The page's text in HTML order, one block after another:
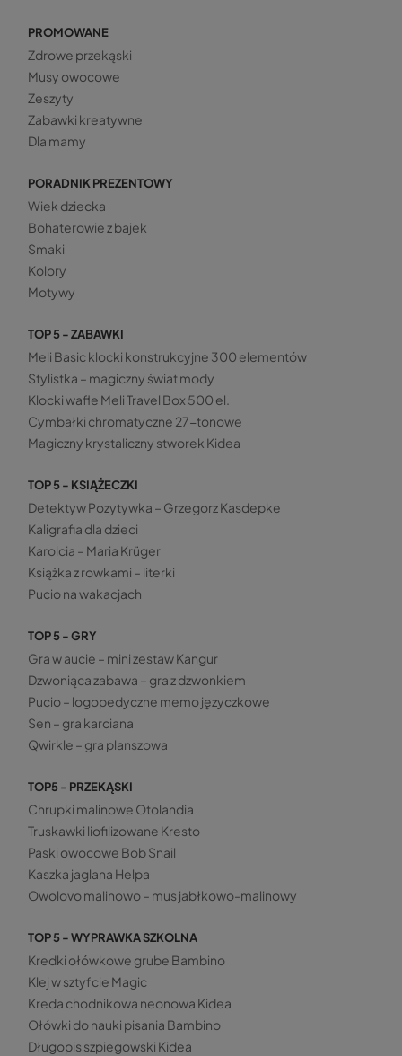
PROMOWANE
Zdrowe przekąski
Musy owocowe
Zeszyty
Zabawki kreatywne
Dla mamy
PORADNIK PREZENTOWY
Wiek dziecka
Bohaterowie z bajek
Smaki
Kolory
Motywy
TOP 5 - ZABAWKI
Meli Basic klocki konstrukcyjne 300 elementów
Stylistka – magiczny świat mody
Klocki wafle Meli Travel Box 500 el.
Cymbałki chromatyczne 27-tonowe
Magiczny krystaliczny stworek Kidea
TOP 5 - KSIĄŻECZKI
Detektyw Pozytywka – Grzegorz Kasdepke
Kaligrafia dla dzieci
Karolcia – Maria Krüger
Książka z rowkami – literki
Pucio na wakacjach
TOP 5 - GRY
Gra w aucie – mini zestaw Kangur
Dzwoniąca zabawa – gra z dzwonkiem
Pucio – logopedyczne memo języczkowe
Sen – gra karciana
Qwirkle – gra planszowa
TOP5 - PRZEKĄSKI
Chrupki malinowe Otolandia
Truskawki liofilizowane Kresto
Paski owocowe Bob Snail
Kaszka jaglana Helpa
Owolovo malinowo – mus jabłkowo-malinowy
TOP 5 - WYPRAWKA SZKOLNA
Kredki ołówkowe grube Bambino
Klej w sztyfcie Magic
Kreda chodnikowa neonowa Kidea
Ołówki do nauki pisania Bambino
Długopis szpiegowski Kidea